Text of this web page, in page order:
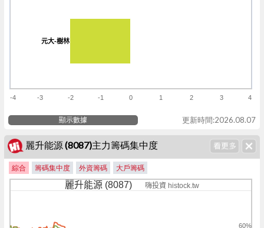
元大-樹林
元大-樹林
-3 -2 -1 0 1 2 3 4
-4
顯示數據 更新時間:2026.08.07
麗升能源 (8087)主力籌碼集中度
綜合 籌碼集中度 外資籌碼 大戶籌碼
麗升能源 (8087) 嗨投資 histock.tw
60%